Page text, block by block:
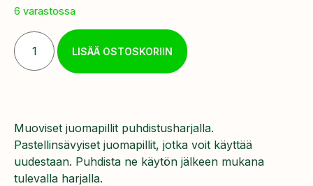
6 varastossa
LISÄÄ OSTOSKORIIN
Muoviset juomapillit puhdistusharjalla.
Pastellinsävyiset juomapillit, jotka voit käyttää
uudestaan. Puhdista ne käytön jälkeen mukana
tulevalla harjalla.